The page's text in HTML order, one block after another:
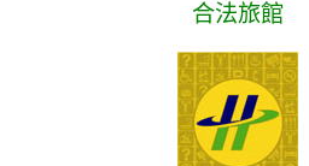
合法旅館